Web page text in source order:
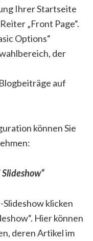
Ihrer Startseite
„Front Page“.
Options“
der
auf
können Sie
klicken
Hier können
deren Artikel im